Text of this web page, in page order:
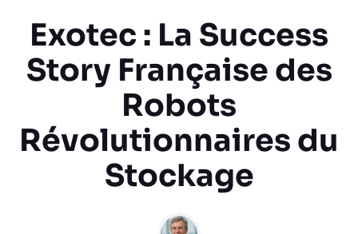
Exotec : La Success
Story Française des
Robots
Révolutionnaires du
Stockage